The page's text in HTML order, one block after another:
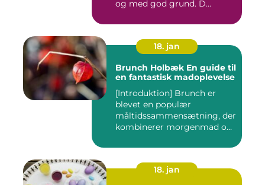
og med god grund. D...
18. jan
Brunch Holbæk En guide til
en fantastisk madoplevelse
[Introduktion] Brunch er
blevet en populær
måltidssammensætning, der
kombinerer morgenmad og
18. jan